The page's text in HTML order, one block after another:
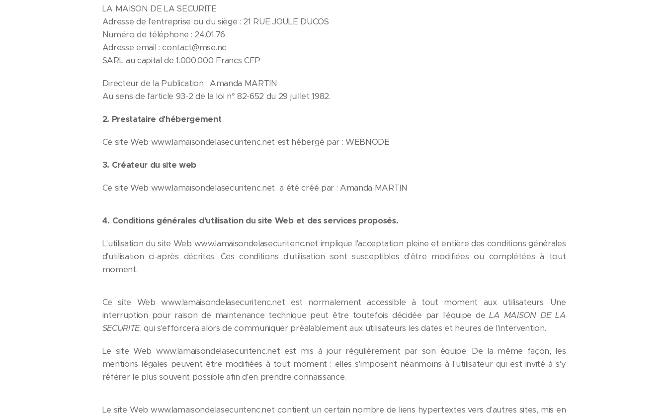
LA MAISON DE LA SECURITE
Adresse de l'entreprise ou du siège : 21 RUE JOULE DUCOS
Numéro de téléphone : 24.01.76
Adresse email : contact@mse.nc
SARL au capital de 1.000.000 Francs CFP
Directeur de la Publication : Amanda MARTIN
Au sens de l'article 93-2 de la loi n° 82-652 du 29 juillet 1982.
2. Prestataire d'hébergement
Ce site Web www.lamaisondelasecuritenc.net est hébergé par : WEBNODE
3. Créateur du site web
Ce site Web www.lamaisondelasecuritenc.net a été créé par : Amanda MARTIN
4. Conditions générales d'utilisation du site Web et des services proposés.
L'utilisation du site Web www.lamaisondelasecuritenc.net implique l'acceptation pleine et entière des conditions générales
d'utilisation ci-après décrites. Ces conditions d'utilisation sont susceptibles d'être modifiées ou complétées à tout
moment.
Ce site Web www.lamaisondelasecuritenc.net est normalement accessible à tout moment aux utilisateurs. Une
interruption pour raison de maintenance technique peut être toutefois décidée par l'équipe deLA MAISON DE LA
SECURITE, qui s'efforcera alors de communiquer préalablement aux utilisateurs les dates et heures de l'intervention.
Le site Web www.lamaisondelasecuritenc.net est mis à jour régulièrement par son équipe. De la même façon, les
mentions légales peuvent être modifiées à tout moment : elles s'imposent néanmoins à l'utilisateur qui est invité à s'y
référer le plus souvent possible afin d'en prendre connaissance.
Le site Web www.lamaisondelasecuritenc.net contient un certain nombre de liens hypertextes vers d'autres sites, mis en